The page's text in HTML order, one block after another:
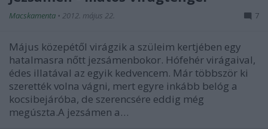
Macskamenta • 2012. május 22. 7
Május közepétől virágzik a szüleim kertjében egy
hatalmasra nőtt jezsámenbokor. Hófehér virágaival,
édes illatával az egyik kedvencem. Már többször ki
szerették volna vágni, mert egyre inkább belóg a
kocsibejáróba, de szerencsére eddig még
megúszta.A jezsámen a…